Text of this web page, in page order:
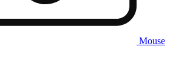
Mouse